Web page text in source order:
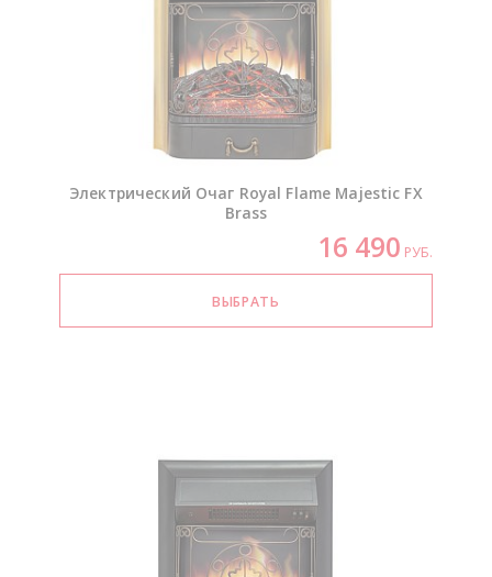
Электрический Очаг Royal Flame Majestic FX
Brass
16 490 РУБ.